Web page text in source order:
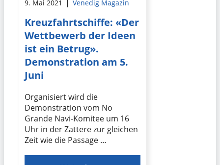
9. Mai 2021 Venedig Magazin
Kreuzfahrtschiffe: «Der
Wettbewerb der Ideen
ist ein Betrug».
Demonstration am 5.
Juni
Organisiert wird die
Demonstration vom No
Grande Navi-Komitee um 16
Uhr in der Zattere zur gleichen
Zeit wie die Passage …